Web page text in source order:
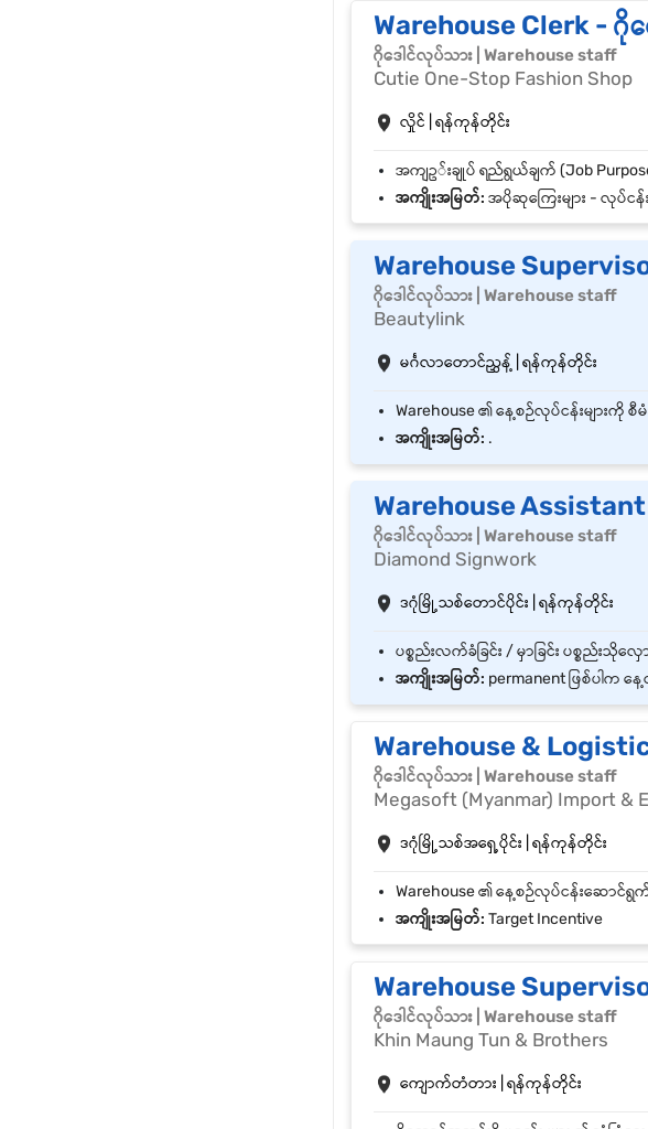
Warehouse Clerk - ဂို
ဂိုဒေါင်လုပ်သား | Warehouse staff
Cutie One-Stop Fashion Shop
လှိုင် | ရန်ကုန်တိုင်း
အကျိုးအမြတ်: အပိုဆုကြေးများ - လုပ်ငန်
Warehouse
ဂိုဒေါင်လုပ်သား | Warehouse staff
Beautylink
မင်္ဂလာတောင်ညွှန့် | ရန်ကုန်တိုင်း
အကျိုးအမြတ်: .
Warehouse Assistant
ဂိုဒေါင်လုပ်သား | Warehouse staff
Diamond Signwork
ဒဂုံမြို့သစ်တောင်ပိုင်း | ရန်ကုန်တိုင်း
အကျိုးအမြတ်: permanent ဖြစ်ပါက နေ့လည်
Warehouse &
ဂိုဒေါင်လုပ်သား | Warehouse staff
Megasoft (Myanmar) Import &
ဒဂုံမြို့သစ်အရှေ့ပိုင်း | ရန်ကုန်တိုင်း
အကျိုးအမြတ်: Target Incentive
Warehouse
ဂိုဒေါင်လုပ်သား | Warehouse staff
Khin Maung Tun & Brothers
ကျောက်တံတား | ရန်ကုန်တိုင်း